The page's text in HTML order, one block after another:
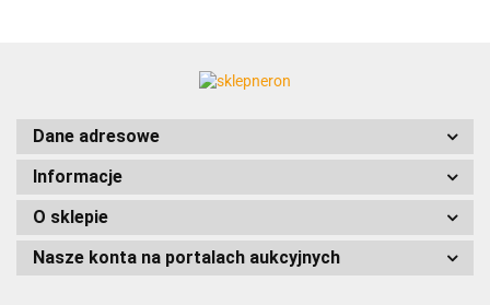
Dane adresowe
Informacje
O sklepie
Nasze konta na portalach aukcyjnych